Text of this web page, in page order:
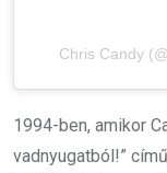
Chris Candy
1994-ben, amikor
vadnyugatból!”